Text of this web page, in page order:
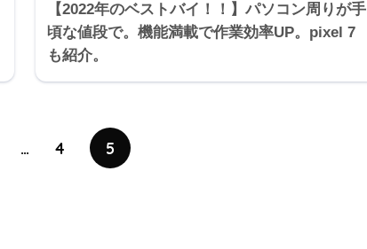
【2022年のベストバイ！！】パソコン周りが手
頃な値段で。機能満載で作業効率UP。pixel 7
も紹介。
… 4 5